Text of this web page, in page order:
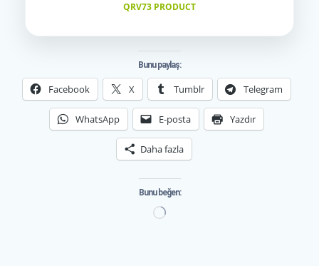
QRV73 PRODUCT
Bunu paylaş:
Facebook X Tumblr Telegram
WhatsApp E-posta Yazdır
Daha fazla
Bunu beğen:
Yükleniyor...